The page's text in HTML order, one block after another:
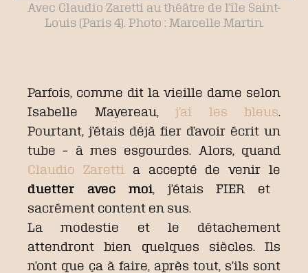
Avec Claudio Zaretti au théâtre de l’île Saint-
Louis (Paris 4). Photo : Marcelle Martin.
Parfois, comme dit la vieille dame selon
Isabelle Mayereau, j’ai les bleus.
Pourtant, j’étais déjà fier d’avoir écrit un
tube – à mes esgourdes. Alors, quand
Claudio Zaretti a accepté de venir le
duetter avec moi, j’étais FIER et
sacrément content en sus.
La modestie et le détachement
attendront bien quelques siècles. Ils
n’ont que ça à faire, après tout, s’ils sont